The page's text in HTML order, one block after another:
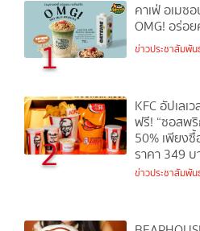
1
คาเฟ่ อเมซ
OMG! อร่อ
ข่าวประชาสัมพัน
2
KFC อัปเล
ฟรี! “ซอสพ
50% เพียง
ราคา 349 บ
ข่าวประชาสัมพัน